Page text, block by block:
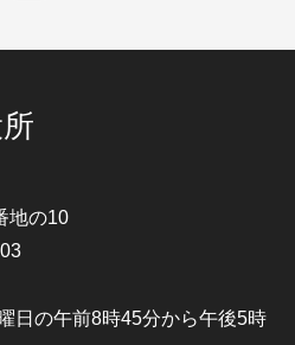
地の10
日の午前8時45分から午後5時